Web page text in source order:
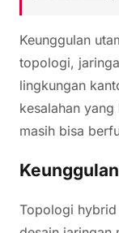
Keunggulan
topologi,
lingkungan
kesalahan
masih bisa
Topologi hybrid